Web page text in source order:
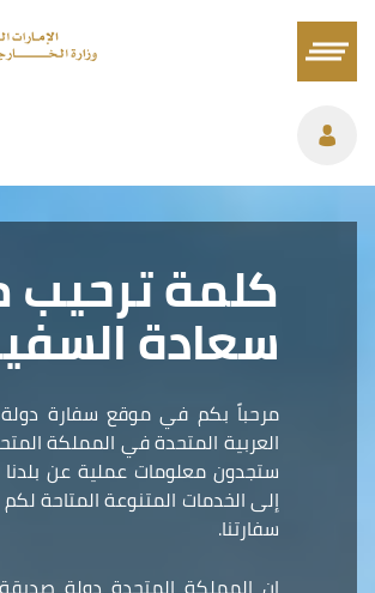
كلمة
سعادة
مرحباً بكم في موقع سفارة دولة
العربية المتحدة في المملكة
ستجدون معلومات عملية عن بلدنا
إلى الخدمات المتنوعة المتاحة
سفارتنا.